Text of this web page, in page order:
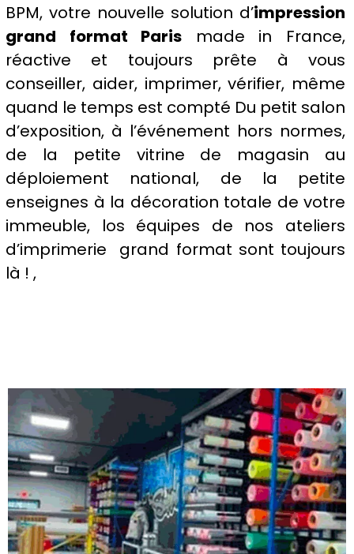
BPM, votre nouvelle solution d’impression
grand format Paris
made in France,
réactive et toujours prête à vous
conseiller, aider, imprimer, vérifier, même
quand le temps est compté Du petit salon
d’exposition, à l’événement hors normes,
de la petite vitrine de magasin au
déploiement national, de la petite
enseignes à la décoration totale de votre
immeuble, los équipes de nos ateliers
d’imprimerie grand format sont toujours
là ! ,